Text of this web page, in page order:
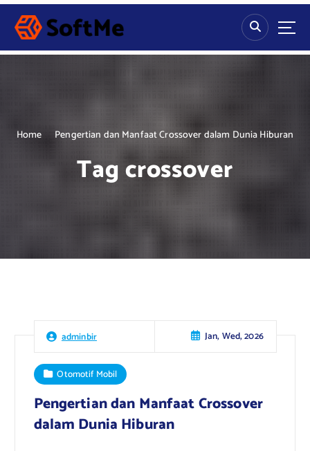
S
p
Home Pengertian dan Manfaat Crossover dalam Dunia Hiburan
Tag crossover
adminbir Jan, Wed, 2026
Otomotif Mobil
Pengertian dan Manfaat Crossover
dalam Dunia Hiburan